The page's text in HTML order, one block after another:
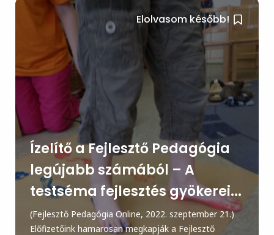
Elolvasom később!
Ízelítő a Fejlesztő Pedagógia
legújabb számából – A
testséma fejlesztés gyökerei...
(Fejlesztő Pedagógia Online, 2022. szeptember 21.)
Előfizetőink hamarosan megkapják a Fejlesztő